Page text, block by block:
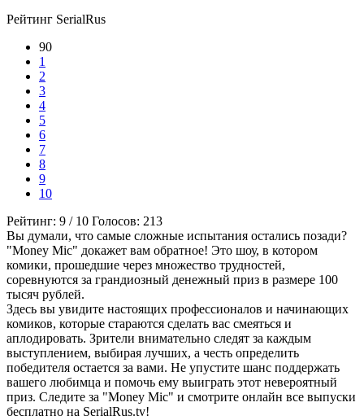
Рейтинг SerialRus
90
1
2
3
4
5
6
7
8
9
10
Рейтинг: 9 / 10 Голосов: 213
Вы думали, что самые сложные испытания остались позади?
"Money Mic" докажет вам обратное! Это шоу, в котором
комики, прошедшие через множество трудностей,
соревнуются за грандиозный денежный приз в размере 100
тысяч рублей.
Здесь вы увидите настоящих профессионалов и начинающих
комиков, которые стараются сделать вас смеяться и
аплодировать. Зрители внимательно следят за каждым
выступлением, выбирая лучших, а честь определить
победителя остается за вами. Не упустите шанс поддержать
вашего любимца и помочь ему выиграть этот невероятный
приз. Следите за "Money Mic" и смотрите онлайн все выпуски
бесплатно на SerialRus.tv!